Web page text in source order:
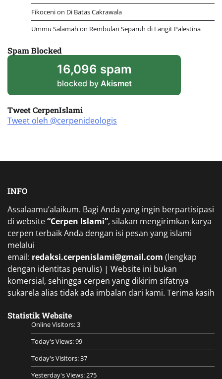
Fikocenion Di Batas Cakrawala
Ummu Salamah on Rembulan Separuh di Langit Palestina
Spam Blocked
16,096 spam
blocked by Akismet
Tweet CerpenIslami
Tweet oleh @cerpenideologis
INFO
Assalaamu’alaikum. Bagi Anda yang ingin berpartisipasi
di website“Cerpen Islami”, silakan mengirimkan karya
cerpen terbaik Anda dengan isi pesan yang islami
melalui
email: redaksi.cerpenislami@gmail.com (lengkap
dengan identitas penulis) | Website ini bukan
komersial, sehingga cerpen yang dikirim sifatnya
sukarela alias tidak ada imbalan dari kami. Terima kasih
Statistik Website
Online Visitors:3
Today's Views:99
Today's Visitors:37
Yesterday's Views:275